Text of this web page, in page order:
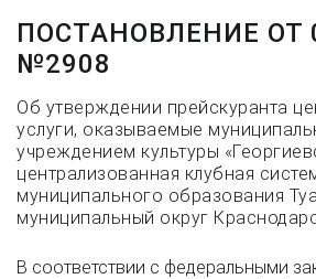
ПОСТАНОВЛЕНИЕ ОТ
№2908
Об утверждении прейскуранта
услуги, оказываемые
учреждением культуры
централизованная клубная
муниципального образования
муниципальный округ
В соответствии с федеральными